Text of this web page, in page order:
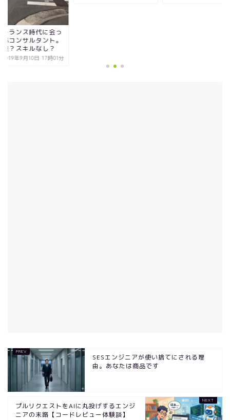
SESエンジニアが使い捨てにされる理
由。あなたは商品です
プルリクエストをAIに丸投げするエンジ
ニアの末路【コードレビュー体験談】